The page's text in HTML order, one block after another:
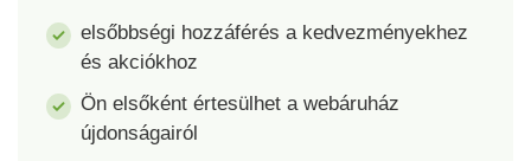
elsőbbségi hozzáférés a kedvezményekhez
és akciókhoz
Ön elsőként értesülhet a webáruház
újdonságairól